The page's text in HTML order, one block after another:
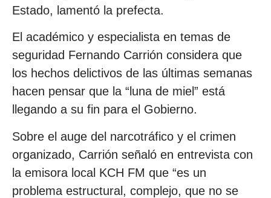
Estado, lamentó la prefecta.
El académico y especialista en temas de
seguridad Fernando Carrión considera que
los hechos delictivos de las últimas semanas
hacen pensar que la “luna de miel” está
llegando a su fin para el Gobierno.
Sobre el auge del narcotráfico y el crimen
organizado, Carrión señaló en entrevista con
la emisora local KCH FM que “es un
problema estructural, complejo, que no se